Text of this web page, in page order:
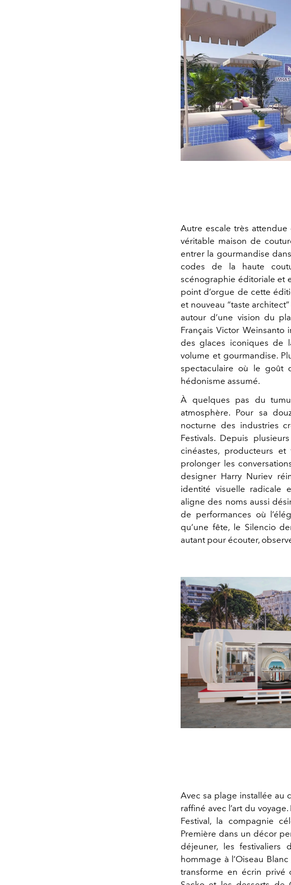
Autre escale très attendue
véritable maison de
entrer la gourmandise
codes de la haute
scénographie éditoriale et
point d’orgue de cette
et nouveau “taste
autour d’une vision du
Français Victor
des glaces iconiques de
volume et gourmandise.
spectaculaire où le goût
hédonisme assumé.
À quelques pas du
atmosphère. Pour sa
nocturne des industries
Festivals. Depuis
cinéastes, producteurs
prolonger les
designer Harry Nuriev
identité visuelle radicale
aligne des noms aussi
de performances où
qu’une fête, le Silencio
autant pour écouter,
Avec sa plage installée au
raffiné avec l’art du
Festival, la compagnie
Première dans un décor
déjeuner, les festivaliers
hommage à l’Oiseau
transforme en écrin privé